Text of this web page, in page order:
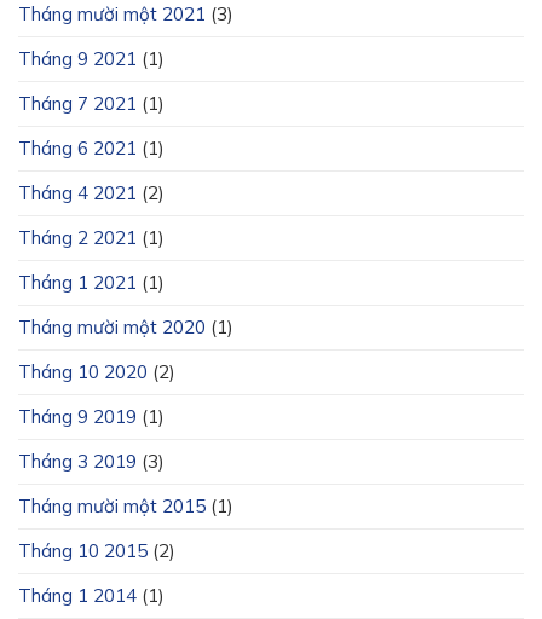
Tháng mười một 2021 (3)
Tháng 9 2021 (1)
Tháng 7 2021 (1)
Tháng 6 2021 (1)
Tháng 4 2021 (2)
Tháng 2 2021 (1)
Tháng 1 2021 (1)
Tháng mười một 2020 (1)
Tháng 10 2020 (2)
Tháng 9 2019 (1)
Tháng 3 2019 (3)
Tháng mười một 2015 (1)
Tháng 10 2015 (2)
Tháng 1 2014 (1)